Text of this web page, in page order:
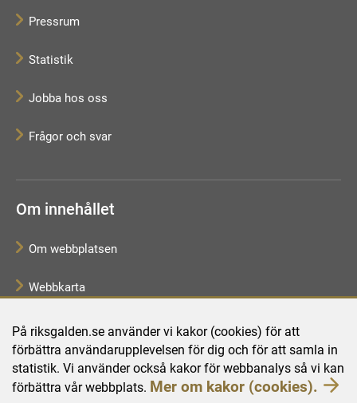
På riksgalden.se använder vi kakor (cookies) för att
förbättra användarupplevelsen för dig och för att samla in
statistik. Vi använder också kakor för webbanalys så vi kan
förbättra vår webbplats. Mer om kakor (cookies).
Pressrum
Statistik
Jobba hos oss
Frågor och svar
Om innehållet
Om webbplatsen
Webbkarta
Tillgänglighetsredogörelse
Behandling av personuppgifter